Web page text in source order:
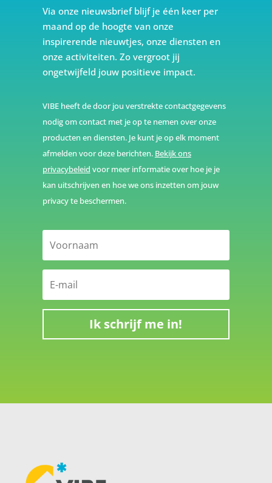
Via onze nieuwsbrief blijf je één keer per
maand op de hoogte van onze
inspirerende nieuwtjes, onze diensten en
onze activiteiten. Zo vergroot jij
ongetwijfeld jouw positieve impact.
VIBE heeft de door jou verstrekte contactgegevens
nodig om contact met je op te nemen over onze
producten en diensten. Je kunt je op elk moment
afmelden voor deze berichten. Bekijk ons
privacybeleid voor meer informatie over hoe je je
kan uitschrijven en hoe we ons inzetten om jouw
privacy te beschermen.
Ik schrijf me in!